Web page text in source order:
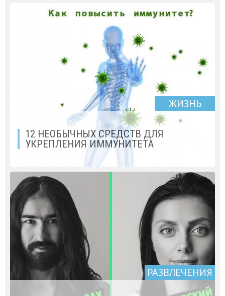
ЖИЗНЬ
12 НЕОБЫЧНЫХ СРЕДСТВ ДЛЯ
УКРЕПЛЕНИЯ ИММУНИТЕТА
РАЗВЛЕЧЕНИЯ